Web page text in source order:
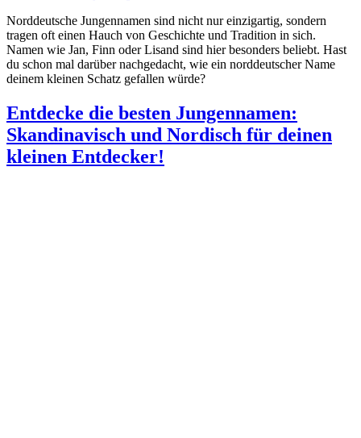
Norddeutsche Jungennamen sind nicht nur einzigartig, sondern
tragen oft einen Hauch von Geschichte und Tradition in sich.
Namen wie Jan, Finn oder Lisand sind hier besonders beliebt. Hast
du schon mal darüber nachgedacht, wie ein norddeutscher Name
deinem kleinen Schatz gefallen würde?
Entdecke die besten Jungennamen:
Skandinavisch und Nordisch für deinen
kleinen Entdecker!